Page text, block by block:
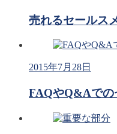
売れるセールス
2015年7月28日
FAQやQ&Aでの